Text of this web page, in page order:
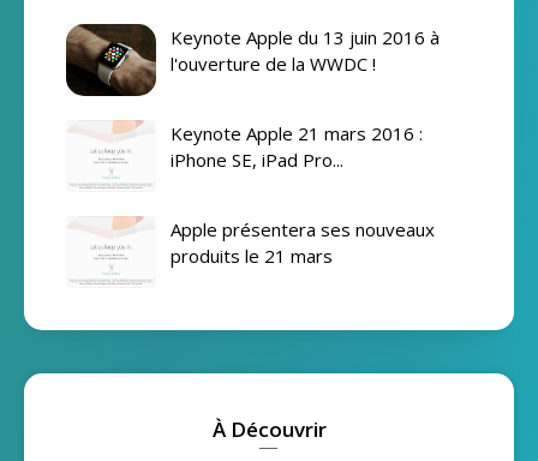
Keynote Apple du 13 juin 2016 à
l'ouverture de la WWDC !
Keynote Apple 21 mars 2016 :
iPhone SE, iPad Pro...
Apple présentera ses nouveaux
produits le 21 mars
À Découvrir